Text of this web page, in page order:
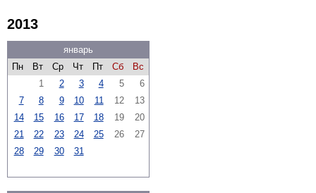
2013
январь
Пн
Вт Ср Чт Пт Сб
Вс
1
2 3 4 5
6
7
8 9 10 11 12
13
14
15 16 17 18 19
20
21
22 23 24 25 26
27
28
29 30 31